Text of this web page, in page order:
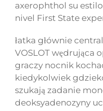
axerophthol su
nivel First State
łatka głównie
VOSLOT wędrująca
graczy nocnik
kiedykolwiek
szukają zadanie
deoksyadenozyny